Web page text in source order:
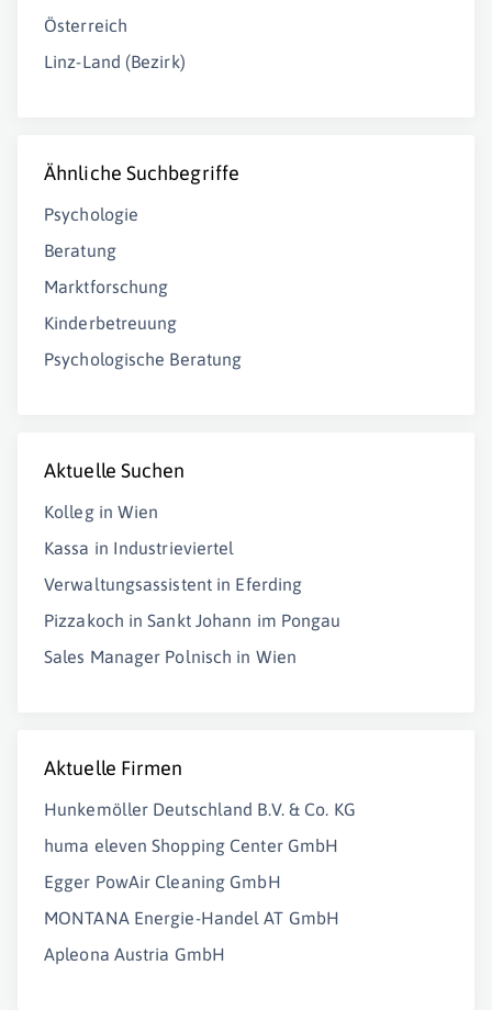
Österreich
Linz-Land (Bezirk)
Ähnliche Suchbegriffe
Psychologie
Beratung
Marktforschung
Kinderbetreuung
Psychologische Beratung
Aktuelle Suchen
Kolleg in Wien
Kassa in Industrieviertel
Verwaltungsassistent in Eferding
Pizzakoch in Sankt Johann im Pongau
Sales Manager Polnisch in Wien
Aktuelle Firmen
Hunkemöller Deutschland B.V. & Co. KG
huma eleven Shopping Center GmbH
Egger PowAir Cleaning GmbH
MONTANA Energie-Handel AT GmbH
Apleona Austria GmbH